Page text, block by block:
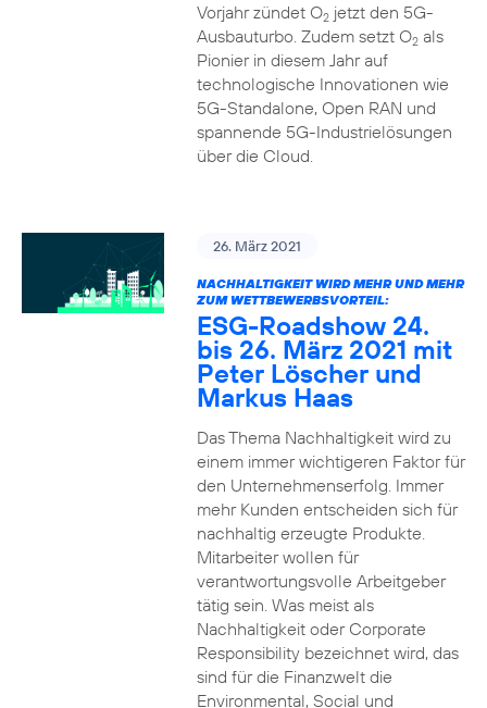
Vorjahr zündet O2jetzt den 5G-
Ausbauturbo. Zudem setzt O2als
Pionier in diesem Jahr auf
technologische Innovationen wie
5G-Standalone, Open RAN und
spannende 5G-Industrielösungen
über die Cloud.
26. März 2021
NACHHALTIGKEIT WIRD MEHR UND MEHR
ZUM WETTBEWERBSVORTEIL:
ESG-Roadshow 24.
bis 26. März 2021 mit
Peter Löscher und
Markus Haas
Das Thema Nachhaltigkeit wird zu
einem immer wichtigeren Faktor für
den Unternehmenserfolg. Immer
mehr Kunden entscheiden sich für
nachhaltig erzeugte Produkte.
Mitarbeiter wollen für
verantwortungsvolle Arbeitgeber
tätig sein. Was meist als
Nachhaltigkeit oder Corporate
Responsibility bezeichnet wird, das
sind für die Finanzwelt die
Environmental, Social und